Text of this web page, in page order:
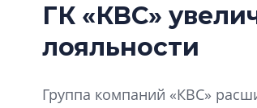
ГК «КВС»
лояльности
Группа компаний «КВС»